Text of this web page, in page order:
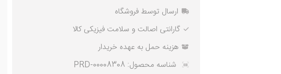
ارسال توسط فروشگاه
گارانتی اصالت و سلامت فیزیکی کالا
هزینه حمل به عهده خریدار
شناسه محصول: PRD-00008308